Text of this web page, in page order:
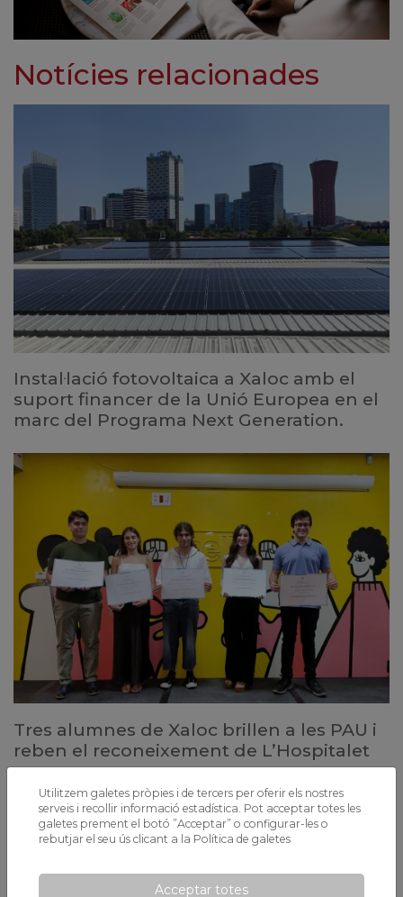
Notícies relacionades
Instal·lació fotovoltaica a Xaloc amb el
suport financer de la Unió Europea en el
marc del Programa Next Generation.
Tres alumnes de Xaloc brillen a les PAU i
reben el reconeixement de L’Hospitalet
estat distingits per les seves qualificacions excel·lents.
Utilitzem galetes pròpies i de tercers per oferir els nostres
serveis i recollir informació estadística. Pot acceptar totes les
galetes prement el botó ”Acceptar” o configurar-les o
rebutjar el seu ús clicant a la Política de galetes
Acceptar totes